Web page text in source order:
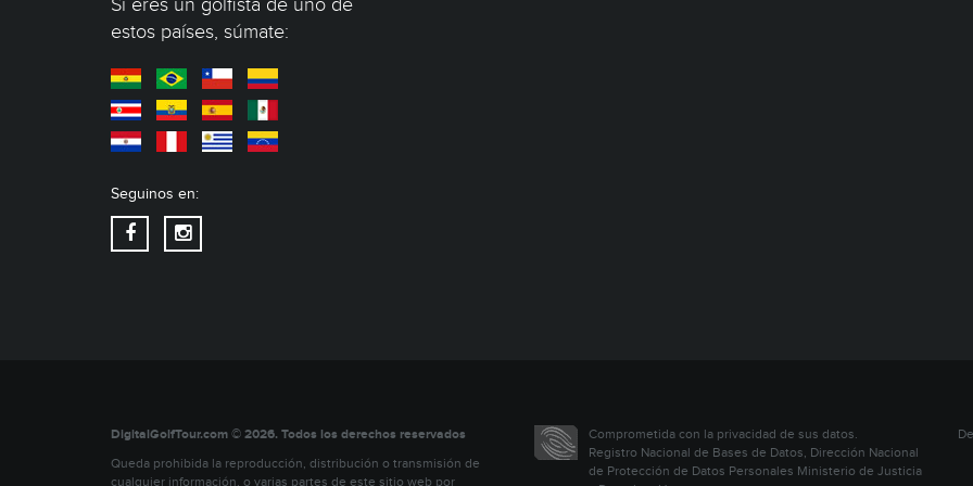
Si eres un golfista de uno de
estos países, súmate:
Seguinos en:
DigitalGolfTour.com © 2026. Todos los derechos reservados
Queda prohibida la reproducción, distribución o transmisión de
cualquier información, o varias partes de este sitio web por
Comprometida con la privacidad de sus datos.
Registro Nacional de Bases de Datos, Dirección Nacional
de Protección de Datos Personales Ministerio de Justicia